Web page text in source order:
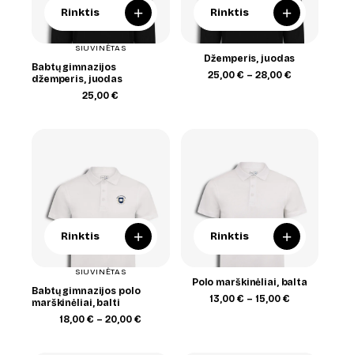
Rinktis +
SIUVINĖTAS
Babtų gimnazijos
džemperis, juodas
25,00€
Rinktis +
Džemperis, juodas
25,00 € – 28,00 €Price
Rinktis +
SIUVINĖTAS
Babtų gimnazijos polo
marškinėliai, balti
18,00€ – 20,00€
Rinktis +
Polo marškinėliai, balta
13,00 € – 15,00 €Price